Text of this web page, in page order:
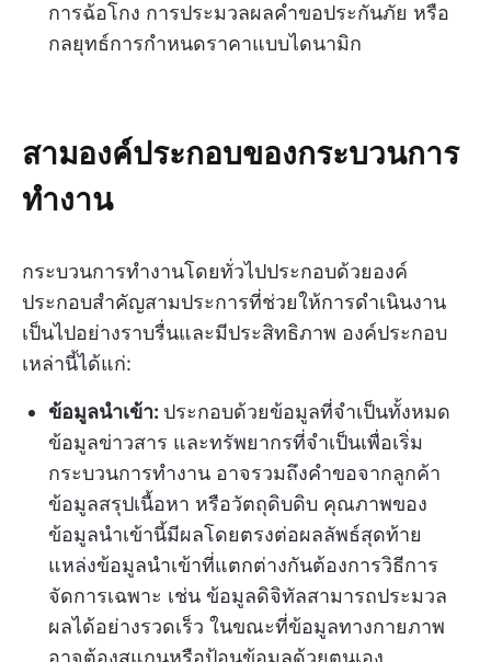
การฉ้อโกง การประมวลผลคำขอประกันภัย หรือ
กลยุทธ์การกำหนดราคาแบบไดนามิก
สามองค์ประกอบของกระบวนการ
ทำงาน
กระบวนการทำงานโดยทั่วไปประกอบด้วยองค์
ประกอบสำคัญสามประการที่ช่วยให้การดำเนินงาน
เป็นไปอย่างราบรื่นและมีประสิทธิภาพ องค์ประกอบ
เหล่านี้ได้แก่:
ข้อมูลนำเข้า: ประกอบด้วยข้อมูลที่จำเป็นทั้งหมด
ข้อมูลข่าวสาร และทรัพยากรที่จำเป็นเพื่อเริ่ม
กระบวนการทำงาน อาจรวมถึงคำขอจากลูกค้า
ข้อมูลสรุปเนื้อหา หรือวัตถุดิบดิบ คุณภาพของ
ข้อมูลนำเข้านี้มีผลโดยตรงต่อผลลัพธ์สุดท้าย
แหล่งข้อมูลนำเข้าที่แตกต่างกันต้องการวิธีการ
จัดการเฉพาะ เช่น ข้อมูลดิจิทัลสามารถประมวล
ผลได้อย่างรวดเร็ว ในขณะที่ข้อมูลทางกายภาพ
อาจต้องสแกนหรือป้อนข้อมูลด้วยตนเอง